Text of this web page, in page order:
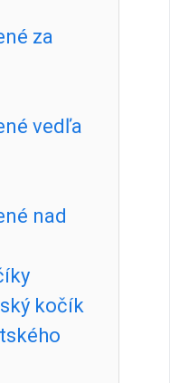
za
vedľa
nad
kočík